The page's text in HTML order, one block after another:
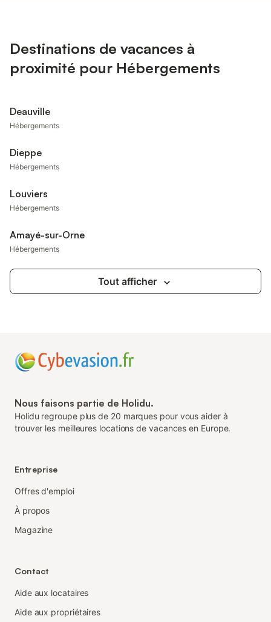
Destinations de vacances à
proximité pour Hébergements
Deauville
Hébergements
Dieppe
Hébergements
Louviers
Hébergements
Amayé-sur-Orne
Hébergements
Tout afficher
Nous faisons partie de Holidu.
Holidu regroupe plus de 20 marques pour vous aider à
trouver les meilleures locations de vacances en Europe.
Entreprise
Offres d'emploi
À propos
Magazine
Contact
Aide aux locataires
Aide aux propriétaires